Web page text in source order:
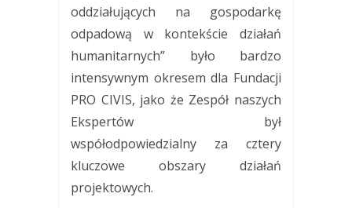
oddziałujących na gospodarkę
odpadową w kontekście działań
humanitarnych” było bardzo
intensywnym okresem dla Fundacji
PRO CIVIS, jako że Zespół naszych
Ekspertów był
współodpowiedzialny za cztery
kluczowe obszary działań
projektowych.